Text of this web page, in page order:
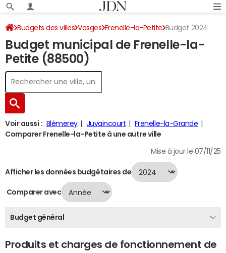
Budgets des villes Vosges Frenelle-la-Petite Budget 2024
Budget municipal de Frenelle-la-
Petite (88500)
Voir aussi : Blémerey Juvaincourt
Frenelle-la-Grande
Comparer Frenelle-la-Petite à une autre ville
Mise à jour le 07/11/25
Afficher les données budgétaires de
Comparer avec
Budget général
Produits et charges de fonctionnement de